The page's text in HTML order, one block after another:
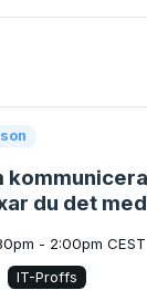
du det
- 2:00pm CEST
IT-Proffs